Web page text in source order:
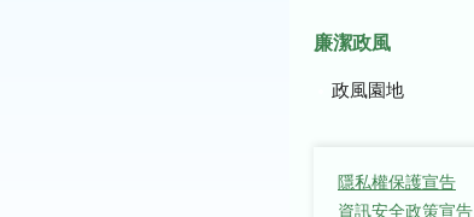
廉潔政風
政風園地
隱私權保護宣告
資訊安全政策宣告